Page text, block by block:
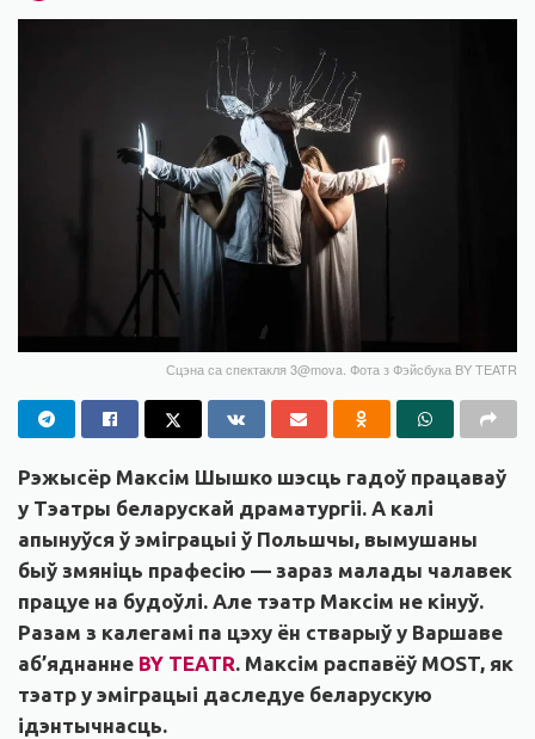
Сцэна са спектакля 3@mova. Фота з Фэйсбука BY TEATR
Рэжысёр Максім Шышко шэсць гадоў працаваў
у Тэатры беларускай драматургіі. А калі
апынуўся ў эміграцыі ў Польшчы, вымушаны
быў змяніць прафесію — зараз малады чалавек
працуе на будоўлі. Але тэатр Максім не кінуў.
Разам з калегамі па цэху ён стварыў у Варшаве
аб’яднанне BY TEATR. Максім распавёў MOST, як
тэатр у эміграцыі даследуе беларускую
ідэнтычнасць.